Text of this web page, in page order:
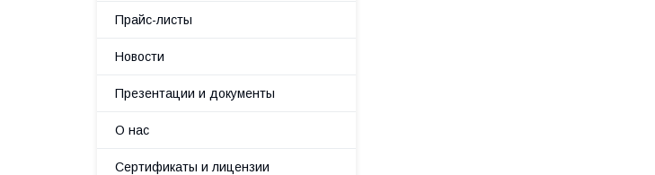
Прайс-листы
Новости
Презентации и документы
О нас
Сертификаты и лицензии